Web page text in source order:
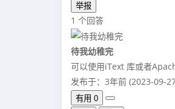
举报
1 个回答
待我幼稚完
可以使用iText 库或者
发布于：3年前 (2023-09-
有用 0